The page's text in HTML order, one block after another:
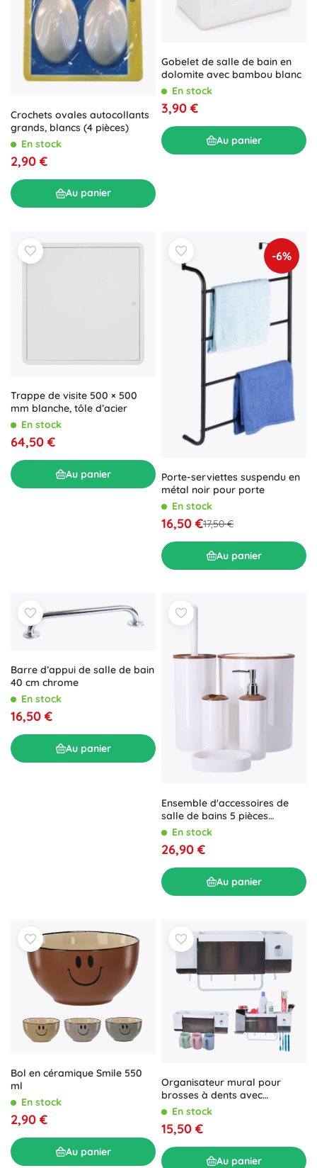
Crochets ovales autocollants
grands, blancs (4 pièces)
En stock
2,90 €
Au panier
Gobelet de salle de bain en
dolomite avec bambou blanc
En stock
3,90 €
Au panier
Trappe de visite 500 × 500
mm blanche, tôle d’acier
En stock
64,50 €
Au panier
-6%
Porte-serviettes suspendu en
métal noir pour porte
En stock
16,50 €17,50 €
Au panier
Barre d’appui de salle de bain
40 cm chrome
En stock
16,50 €
Au panier
Ensemble d'accessoires de
salle de bains 5 pièces
BERRETTI, blanc avec
En stock
26,90 €
Au panier
Bol en céramique Smile 550
ml
En stock
2,90 €
Au panier
Organisateur mural pour
brosses à dents avec
distributeur de dentifrice et 3
En stock
15,50 €
Au panier